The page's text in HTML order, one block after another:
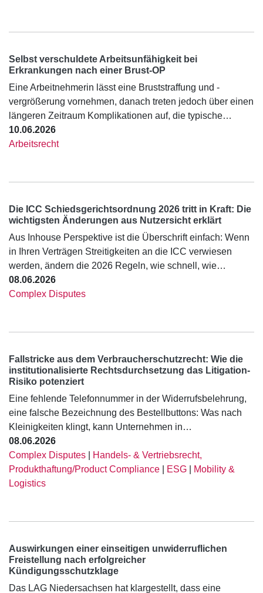
Selbst verschuldete Arbeitsunfähigkeit bei
Erkrankungen nach einer Brust-OP
Eine Arbeitnehmerin lässt eine Bruststraffung und -
vergrößerung vornehmen, danach treten jedoch über einen
längeren Zeitraum Komplikationen auf, die typische…
10.06.2026
Arbeitsrecht
Die ICC Schiedsgerichtsordnung 2026 tritt in Kraft: Die
wichtigsten Änderungen aus Nutzersicht erklärt
Aus Inhouse Perspektive ist die Überschrift einfach: Wenn
in Ihren Verträgen Streitigkeiten an die ICC verwiesen
werden, ändern die 2026 Regeln, wie schnell, wie…
08.06.2026
Complex Disputes
Fallstricke aus dem Verbraucherschutzrecht: Wie die
institutionalisierte Rechtsdurchsetzung das Litigation-
Risiko potenziert
Eine fehlende Telefonnummer in der Widerrufsbelehrung,
eine falsche Bezeichnung des Bestellbuttons: Was nach
Kleinigkeiten klingt, kann Unternehmen in…
08.06.2026
Complex Disputes
Handels- & Vertriebsrecht,
Produkthaftung/Product Compliance
ESG
Mobility &
Logistics
Auswirkungen einer einseitigen unwiderruflichen
Freistellung nach erfolgreicher
Kündigungsschutzklage
Das LAG Niedersachsen hat klargestellt, dass eine